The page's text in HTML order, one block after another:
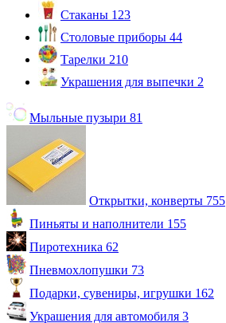
Стаканы 123
Столовые приборы 44
Тарелки 210
Украшения для выпечки 2
Мыльные пузыри 81
Открытки, конверты 755
Пиньяты и наполнители 155
Пиротехника 62
Пневмохлопушки 73
Подарки, сувениры, игрушки 162
Украшения для автомобиля 3